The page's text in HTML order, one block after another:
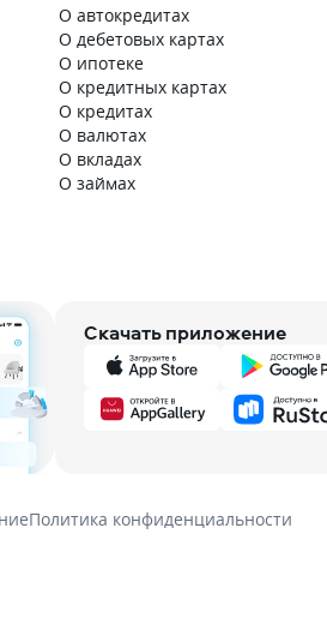
О автокредитах
О дебетовых картах
О ипотеке
О кредитных картах
О кредитах
О валютах
О вкладах
О займах
Скачать приложение
Политика конфиденциальности